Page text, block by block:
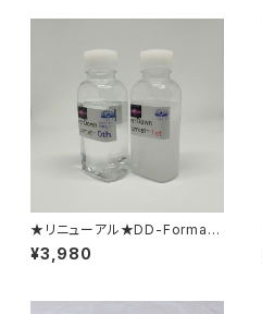
★リニューアル★DD-Format
0th/1st【ND専用クリーナー&
新液体ベース】
¥3,980